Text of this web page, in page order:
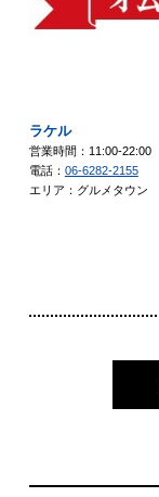
ラケル
営業時間：11:00-22:00
電話： 06-6282-2155
エリア：グルメタウン